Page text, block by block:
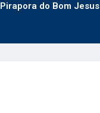
Pirapora do Bom Jesus